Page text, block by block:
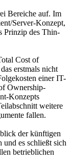
Bereiche auf. Im
Server-Konzept,
Prinzip des Thin-
Cost of
erstmals nicht
einer IT-
Ownership-
Konzepts
weitere
fallen.
der künftigen
es schließt sich
betrieblichen